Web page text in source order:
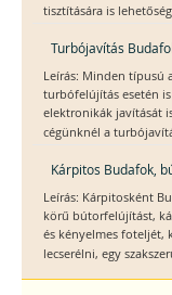
tisztítására is
Turbójavítás
Leírás: Minden típusú
turbófelújítás esetén
elektronikák javítását
cégünknél a
Kárpitos Budafok,
Leírás: Kárpitosként
körű bútorfelújítást,
és kényelmes foteljét,
lecserélni, egy